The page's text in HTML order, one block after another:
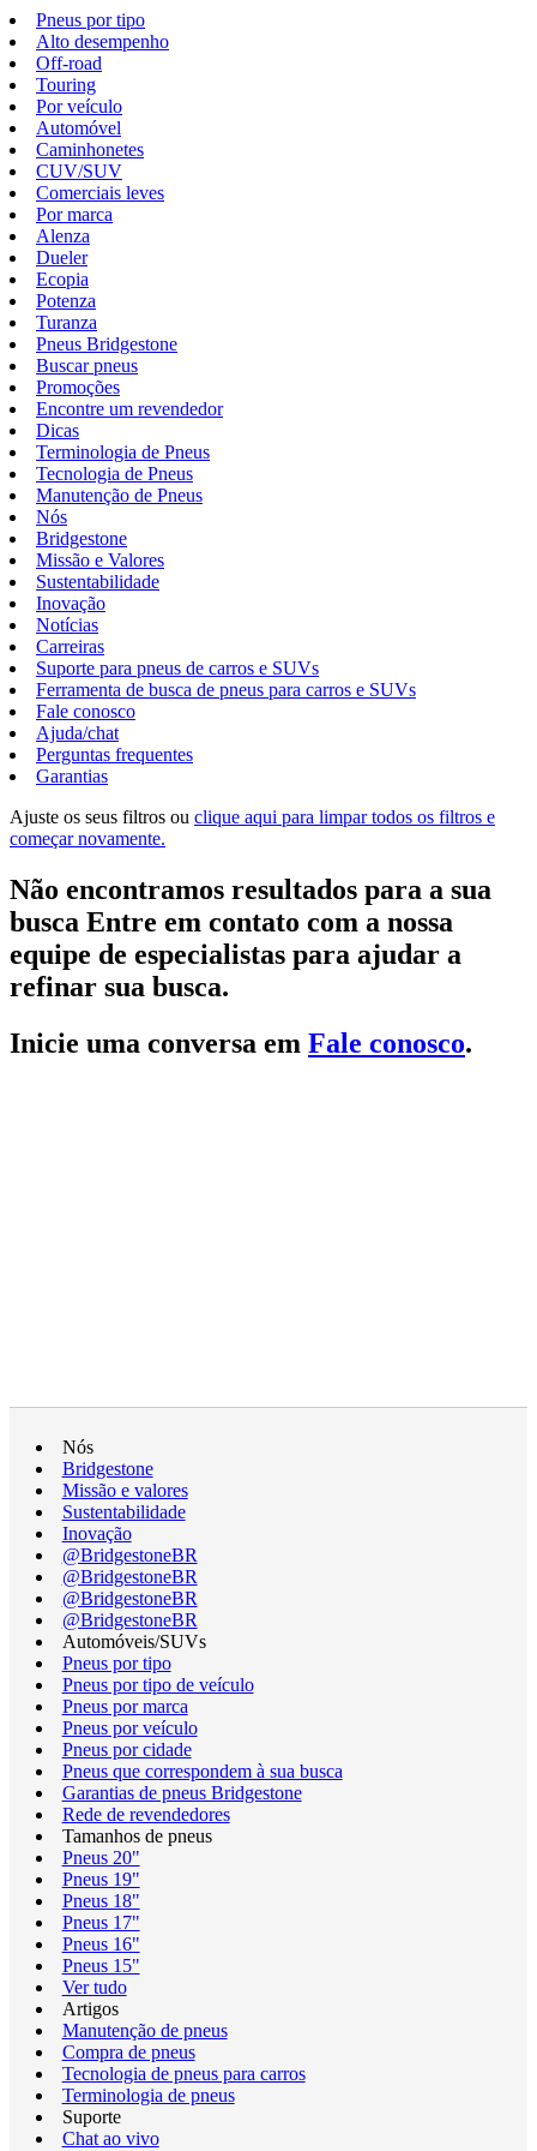
Pneus por tipo
Alto desempenho
Off-road
Touring
Por veículo
Automóvel
Caminhonetes
CUV/SUV
Comerciais leves
Por marca
Alenza
Dueler
Ecopia
Potenza
Turanza
Pneus Bridgestone
Buscar pneus
Promoções
Encontre um revendedor
Dicas
Terminologia de Pneus
Tecnologia de Pneus
Manutenção de Pneus
Nós
Bridgestone
Missão e Valores
Sustentabilidade
Inovação
Notícias
Carreiras
Suporte para pneus de carros e SUVs
Ferramenta de busca de pneus para carros e SUVs
Fale conosco
Ajuda/chat
Perguntas frequentes
Garantias
Ajuste os seus filtros ou clique aqui para limpar todos os filtros e
começar novamente.
Não encontramos resultados para a sua
busca Entre em contato com a nossa
equipe de especialistas para ajudar a
refinar sua busca.
Inicie uma conversa em Fale conosco.
Nós
Bridgestone
Missão e valores
Sustentabilidade
Inovação
@BridgestoneBR
@BridgestoneBR
@BridgestoneBR
@BridgestoneBR
Automóveis/SUVs
Pneus por tipo
Pneus por tipo de veículo
Pneus por marca
Pneus por veículo
Pneus por cidade
Pneus que correspondem à sua busca
Garantias de pneus Bridgestone
Rede de revendedores
Tamanhos de pneus
Pneus 20"
Pneus 19"
Pneus 18"
Pneus 17"
Pneus 16"
Pneus 15"
Ver tudo
Artigos
Manutenção de pneus
Compra de pneus
Tecnologia de pneus para carros
Terminologia de pneus
Suporte
Chat ao vivo